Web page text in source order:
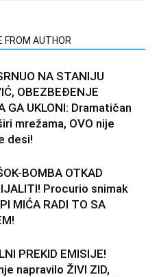
FROM AUTHOR
NA STANIJU
OBEZBEĐENJE
GA UKLONI: Dramatičan
mrežama, OVO nije
desi!
BOMBA OTKAD
Procurio snimak
MIĆA RADI TO SA
PREKID EMISIJE!
napravilo ŽIVI ZID,